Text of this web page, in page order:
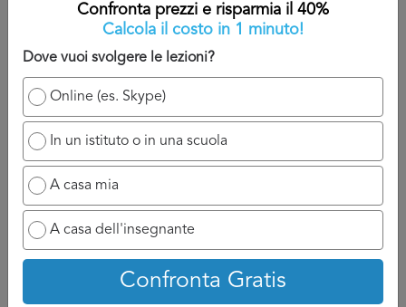
la domanda perché il professionista ha bisogno di un
attimo di tempo per reagire e chiamarvi.
potrà chiamarvi appena possibile e discuterne con voi, se
invece siete nell’attesa di un’email, aspettatevi ad un
tempo di attesa un po più lungo perché dovrà formalizzare
la risposta per Lezioni di Francese Torino.
Torna su
Confronta prezzi e risparmia il 40%
Calcola il costo in 1 minuto!
Dove vuoi svolgere le lezioni?
Online (es. Skype)
In un istituto o in una scuola
A casa mia
A casa dell'insegnante
Confronta Gratis